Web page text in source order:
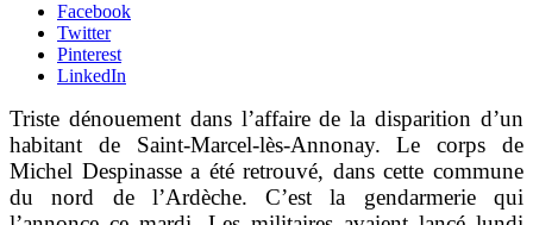
Facebook
Twitter
Pinterest
LinkedIn
Triste dénouement dans l’affaire de la disparition d’un
habitant de Saint-Marcel-lès-Annonay. Le corps de
Michel Despinasse a été retrouvé, dans cette commune
du nord de l’Ardèche. C’est la gendarmerie qui